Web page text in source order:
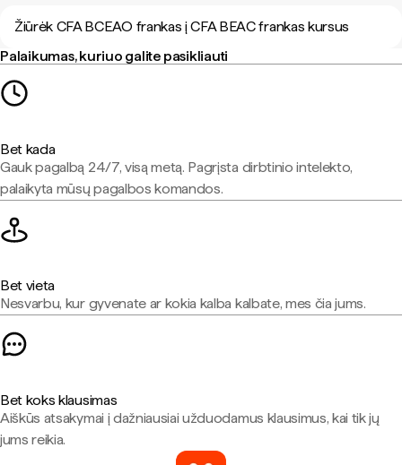
Žiūrėk CFA BCEAO frankas į CFA BEAC frankas kursus
Palaikumas, kuriuo galite pasikliauti
Bet kada
Gauk pagalbą 24/7, visą metą. Pagrįsta dirbtinio intelekto,
palaikyta mūsų pagalbos komandos.
Bet vieta
Nesvarbu, kur gyvenate ar kokia kalba kalbate, mes čia jums.
Bet koks klausimas
Aiškūs atsakymai į dažniausiai užduodamus klausimus, kai tik jų
jums reikia.